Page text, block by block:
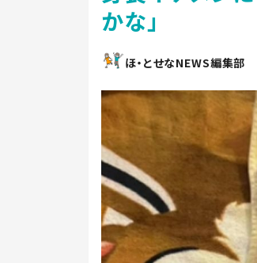
かな」
ほ・とせなNEWS編集部